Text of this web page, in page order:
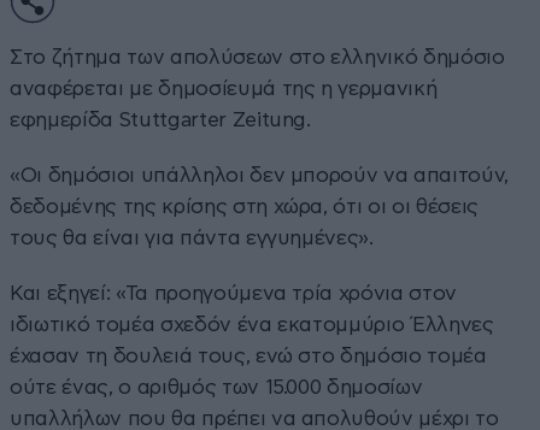
Στο ζήτημα των απολύσεων στο ελληνικό δημόσιο
αναφέρεται με δημοσίευμά της η γερμανική
εφημερίδα Stuttgarter Zeitung.
«Οι δημόσιοι υπάλληλοι δεν μπορούν να απαιτούν,
δεδομένης της κρίσης στη χώρα, ότι οι οι θέσεις
τους θα είναι για πάντα εγγυημένες».
Και εξηγεί: «Τα προηγούμενα τρία χρόνια στον
ιδιωτικό τομέα σχεδόν ένα εκατομμύριο Έλληνες
έχασαν τη δουλειά τους, ενώ στο δημόσιο τομέα
ούτε ένας, ο αριθμός των 15.000 δημοσίων
υπαλλήλων που θα πρέπει να απολυθούν μέχρι το